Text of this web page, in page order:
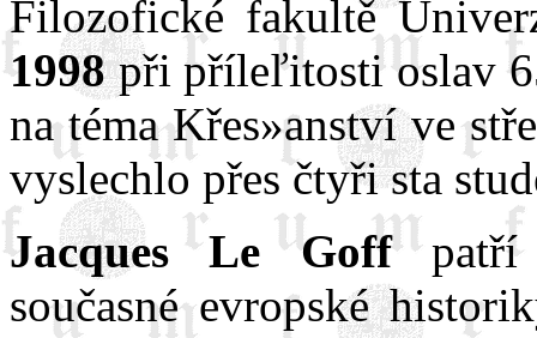
Filozofické fakultě
1998při příleľitosti oslav
na téma Křes»anství ve
vyslechlo přes čtyři sta
Jacques Le Goffpatří
současné evropské